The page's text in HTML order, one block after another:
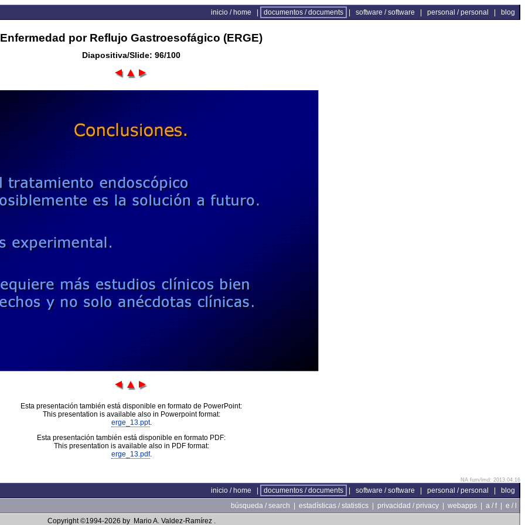
inicio / home documentos / documents software / software personal / personal blog
Enfermedad por Reflujo Gastroesofágico (ERGE)
Diapositiva/Slide: 96/100
Esta presentación también está disponible en formato de PowerPoint:
This presentation is available also in Powerpoint format:
erge_13.ppt.
Esta presentación también está disponible en formato PDF:
This presentation is available also in PDF format:
erge_13.pdf.
NA fum/lmd: 2013.04.16
inicio / home documentos / documents software / software personal / personal
blog
búsqueda / search
estadísticas / statistics privacidad / privacy webapps a / f
e / l
Copyright ©1994-2026 by Mario A. Valdez-Ramírez .